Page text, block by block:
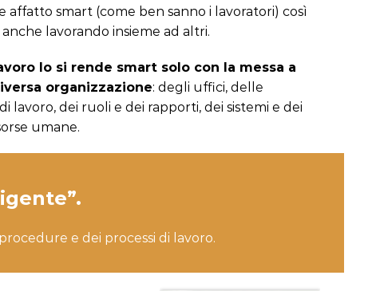
affatto smart (come ben sanno i lavoratori) così
lavorando insieme ad altri.
lo si rende smart solo con la messa a
organizzazione: degli uffici, delle
lavoro, dei ruoli e dei rapporti, dei sistemi e dei
umane.
e dei processi di lavoro.